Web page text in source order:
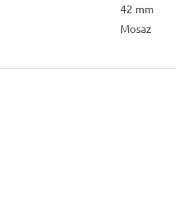
42 mm
Mosaz